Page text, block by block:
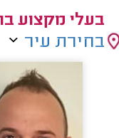
בעלי מקצוע
בחירת עיר